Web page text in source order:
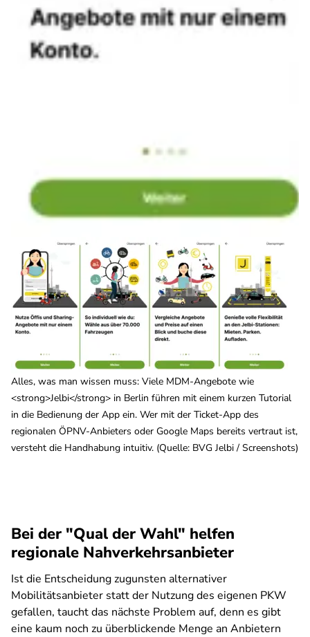
Alles, was man wissen muss: Viele MDM-Angebote wie
<strong>Jelbi</strong> in Berlin führen mit einem kurzen Tutorial
in die Bedienung der App ein. Wer mit der Ticket-App des
regionalen ÖPNV-Anbieters oder Google Maps bereits vertraut ist,
versteht die Handhabung intuitiv. (Quelle: BVG Jelbi / Screenshots)
Bei der "Qual der Wahl" helfen
regionale Nahverkehrsanbieter
Ist die Entscheidung zugunsten alternativer
Mobilitätsanbieter statt der Nutzung des eigenen PKW
gefallen, taucht das nächste Problem auf, denn es gibt
eine kaum noch zu überblickende Menge an Anbietern